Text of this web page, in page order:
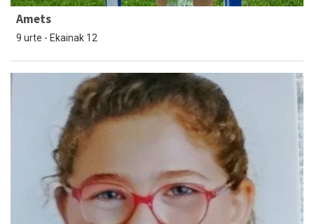
Amets
9 urte - Ekainak 12